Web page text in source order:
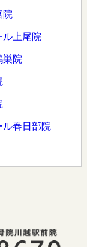
院
ル上尾院
巣院
ル春日部院